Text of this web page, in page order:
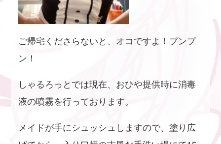
ご帰宅くださらないと、オコですよ！プンプ
ン！
しゃるろっとでは現在、おひや提供時に消毒
液の噴霧を行っております。
メイドが手にシュッシュしますので、塗り広